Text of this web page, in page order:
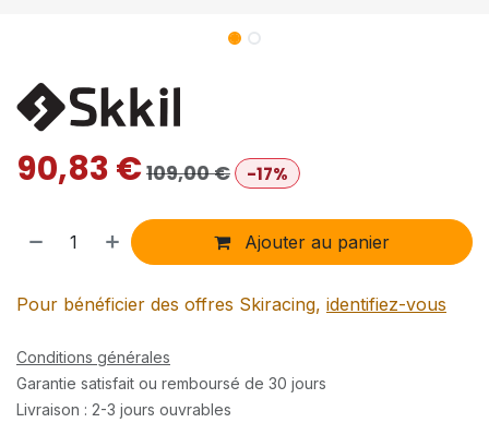
90,83€109,00€ -17%
Ajouter au panier
Pour bénéficier des offres Skiracing, identifiez-vous
Conditions générales
Garantie satisfait ou remboursé de 30 jours
Livraison : 2-3 jours ouvrables